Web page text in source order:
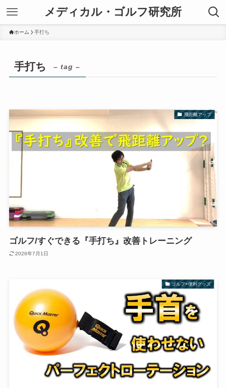
メディカル・ゴルフ研究所
ホーム 手打ち
手打ち – tag –
飛距離アップ
ゴルフ/すぐできる『手打ち』改善トレーニング
2026年7月1日
ゴルフ×便利グッズ